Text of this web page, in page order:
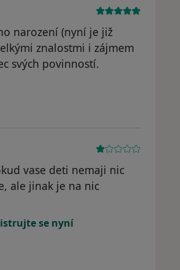
narození (nyní je již
znalostmi i zájmem
svých povinností.
vase deti nemaji nic
ale jinak je na nic
se nyní